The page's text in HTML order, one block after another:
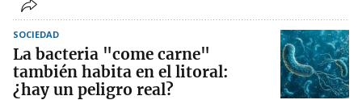
SOCIEDAD
La bacteria "come carne"
también habita en el litoral:
¿hay un peligro real?